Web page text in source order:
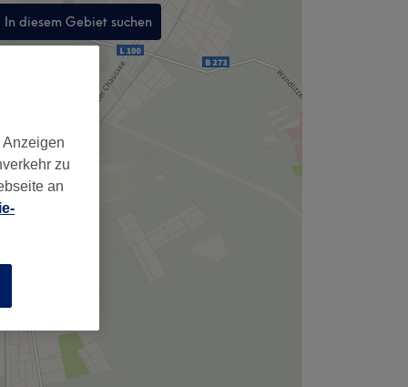
In diesem Gebiet suchen
,
zu
an